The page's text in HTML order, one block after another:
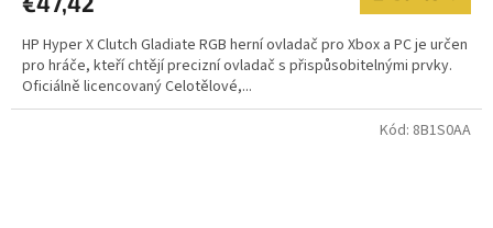
HP Hyper X Clutch Gladiate RGB herní ovladač pro Xbox a PC je určen
pro hráče, kteří chtějí precizní ovladač s přispůsobitelnými prvky.
Oficiálně licencovaný Celotělové,...
Kód: 8B1S0AA